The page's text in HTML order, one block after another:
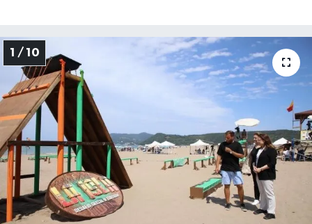
1 / 10
Spor
Tarım
Turizm
Yaşam
Yerel Yönetimler